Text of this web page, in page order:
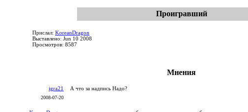
Проигравший
Прислал: KoreanDragon
Выставлено: Jun 10 2008
Просмотров: 8587
Мнения
igra21
2008-07-20
А что за надпись Надо?